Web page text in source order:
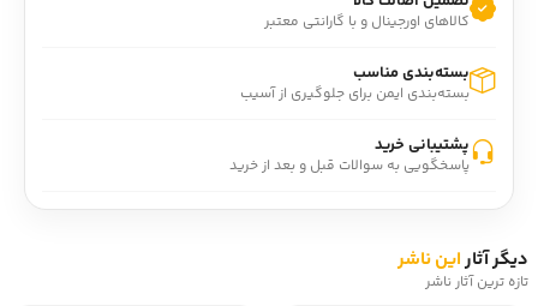
داستان توسط «علی‌اکبر معصوم بیگی» به فارسی ترجمه شده
نویسنده وروزنامه‌نگار فرانسوی، صاحب اثر «ژرمینال»، «شور
زندگی»
کالاهای اورجینال و با گارانتی معتبر
بسته‌بندی مناسب
بسته‌بندی ایمن برای جلوگیری از آسیب
پشتیبانی خرید
پاسخگویی به سوالات قبل و بعد از خرید
دیگر آثاراین ناشر
تازه ترین آثار ناشر